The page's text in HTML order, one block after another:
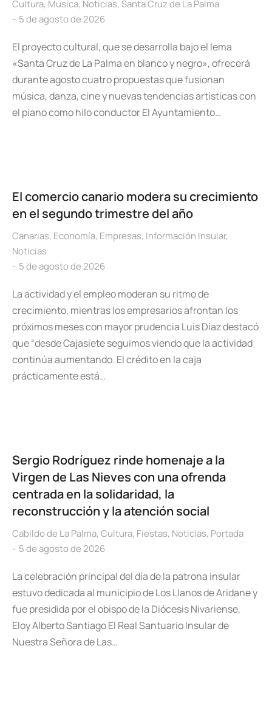
Cultura, Musica, Noticias, Santa Cruz de La Palma
5 de agosto de 2026
El proyecto cultural, que se desarrolla bajo el lema
«Santa Cruz de La Palma en blanco y negro», ofrecerá
durante agosto cuatro propuestas que fusionan
música, danza, cine y nuevas tendencias artísticas con
el piano como hilo conductor El Ayuntamiento…
El comercio canario modera su crecimiento
en el segundo trimestre del año
Canarias, Economía, Empresas, Información Insular,
Noticias
5 de agosto de 2026
La actividad y el empleo moderan su ritmo de
crecimiento, mientras los empresarios afrontan los
próximos meses con mayor prudencia Luis Díaz destacó
que “desde Cajasiete seguimos viendo que la actividad
continúa aumentando. El crédito en la caja
prácticamente está…
Sergio Rodríguez rinde homenaje a la
Virgen de Las Nieves con una ofrenda
centrada en la solidaridad, la
reconstrucción y la atención social
Cabildo de La Palma, Cultura, Fiestas, Noticias, Portada
5 de agosto de 2026
La celebración principal del día de la patrona insular
estuvo dedicada al municipio de Los Llanos de Aridane y
fue presidida por el obispo de la Diócesis Nivariense,
Eloy Alberto Santiago El Real Santuario Insular de
Nuestra Señora de Las…